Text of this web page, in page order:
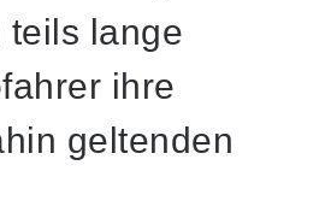
teils lange
ihre
geltenden